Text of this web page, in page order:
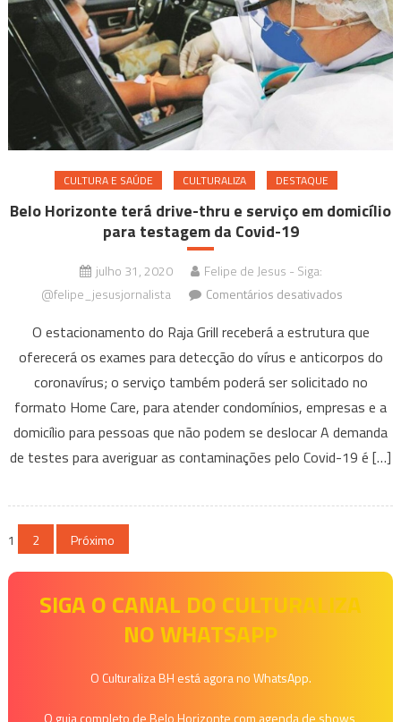
inclusão
social
CULTURA E SAÚDE CULTURALIZA DESTAQUE
Belo Horizonte terá drive-thru e serviço em domicílio
para testagem da Covid-19
julho 31, 2020
Felipe de Jesus - Siga:
@felipe_jesusjornalista
Comentários desativadosem
Horizonte
terá
drive-
thru
e
serviço
19
O estacionamento do Raja Grill receberá a estrutura que
oferecerá os exames para detecção do vírus e anticorpos do
coronavírus; o serviço também poderá ser solicitado no
formato Home Care, para atender condomínios, empresas e a
domicílio para pessoas que não podem se deslocar A demanda
de testes para averiguar as contaminações pelo Covid-19 é […]
Paginação
de
posts
1 2 Próximo
SIGA O CANAL DO CULTURALIZA
NO WHATSAPP
O Culturaliza BH está agora no WhatsApp.
O guia completo de Belo Horizonte com agenda de shows,